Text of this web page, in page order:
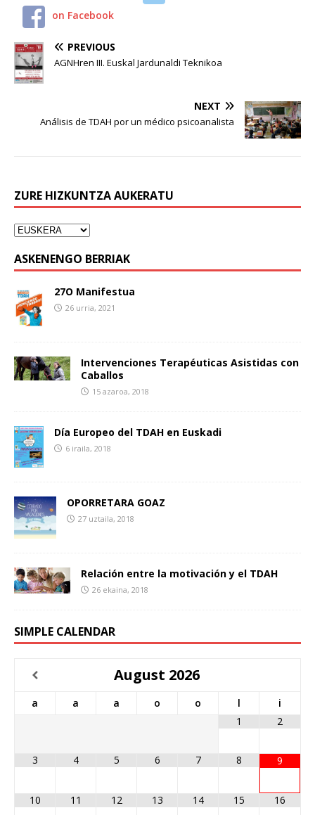
on Facebook
PREVIOUS
AGNHren III. Euskal Jardunaldi Teknikoa
NEXT
Análisis de TDAH por un médico psicoanalista
ZURE HIZKUNTZA AUKERATU
ASKENENGO BERRIAK
27O Manifestua
26 urria, 2021
Intervenciones Terapéuticas Asistidas con
Caballos
15 azaroa, 2018
Día Europeo del TDAH en Euskadi
6 iraila, 2018
OPORRETARA GOAZ
27 uztaila, 2018
Relación entre la motivación y el TDAH
26 ekaina, 2018
SIMPLE CALENDAR
August 2026
a a a o o l
i
1
2
3 4 5 6 7 8 9
10 11 12 13 14 15 16